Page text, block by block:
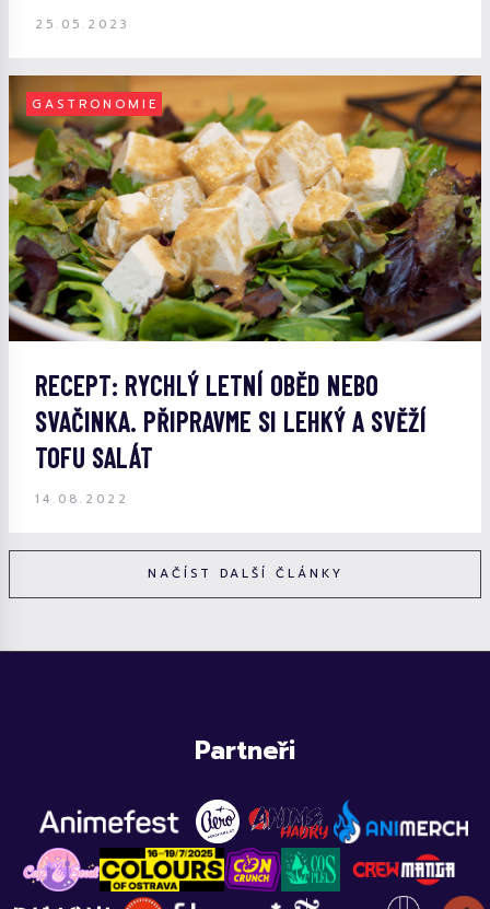
25.05.2023
GASTRONOMIE
RECEPT: RYCHLÝ LETNÍ OBĚD NEBO
SVAČINKA. PŘIPRAVME SI LEHKÝ A SVĚŽÍ
TOFU SALÁT
14.08.2022
NAČÍST DALŠÍ ČLÁNKY
Partneři